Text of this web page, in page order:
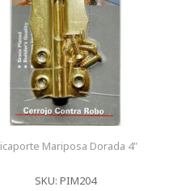
Mariposa Dorada 4"
SKU: PIM204